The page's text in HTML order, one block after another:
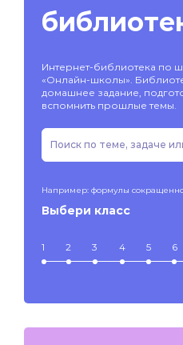
Интернет-библиотека по
«Онлайн-школы».
домашнее задание,
вспомнить прошлые темы.
Например: формулы
Выбери класс
1 2 3 4 5 6